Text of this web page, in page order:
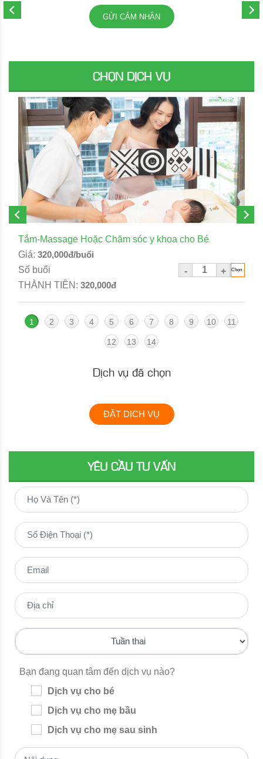
GỬI CẢM NHẬN
CHỌN DỊCH VỤ
Tắm-Massage Hoặc Chăm sóc y khoa cho Bé
Giá: 320,000đ/buổi
Số buổi
-
+
THÀNH TIỀN: 320,000đ
1 2 3 4 5 6 7 8 9 10 11
12 13 14
Dịch vụ đã chọn
ĐẶT DỊCH VỤ
YÊU CẦU TƯ VẤN
Bạn đang quan tâm đến dịch vụ nào?
Dịch vụ cho bé
Dịch vụ cho mẹ bầu
Dịch vụ cho mẹ sau sinh